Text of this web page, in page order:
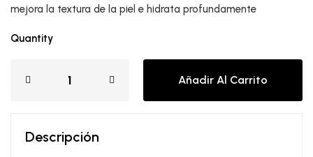
mejora la textura de la piel e hidrata profundamente
Quantity
Añadir Al Carrito
Descripción